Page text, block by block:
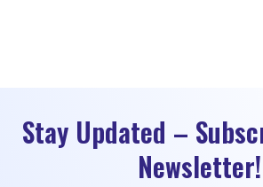
Stay Updated –
Newsletter!